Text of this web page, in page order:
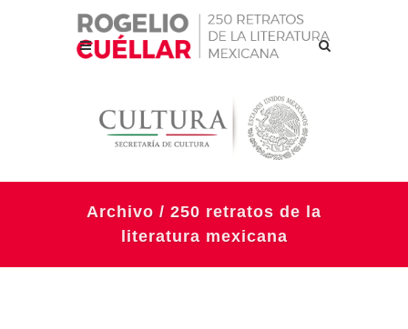
Archivo / 250 retratos de la
literatura mexicana